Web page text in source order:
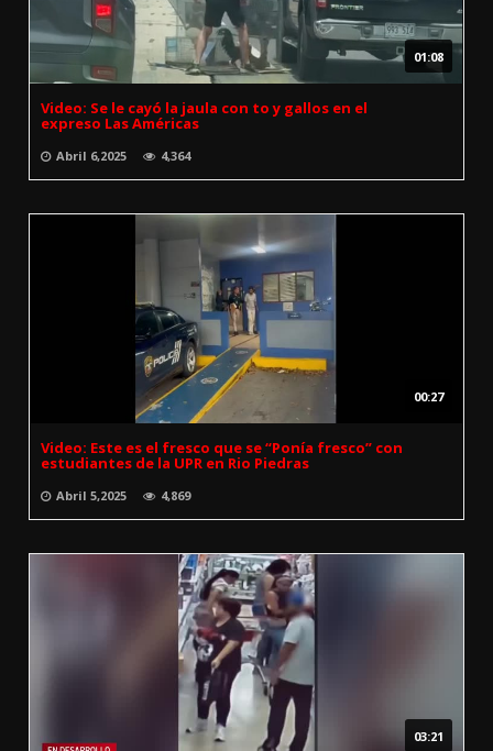
01:08
Video: Se le cayó la jaula con to y gallos en el
expreso Las Américas
Abril 6,2025 4,364
00:27
Video: Este es el fresco que se “Ponía fresco” con
estudiantes de la UPR en Rio Piedras
Abril 5,2025 4,869
03:21